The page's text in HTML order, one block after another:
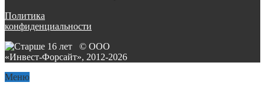
Политика
конфиденциальности
© ООО
«Инвест-Форсайт», 2012-2026
Меню